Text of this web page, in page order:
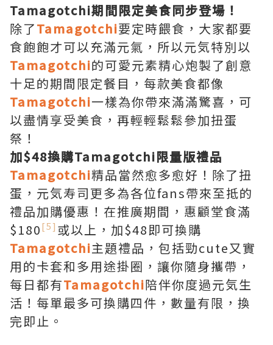
Tamagotchi期間限定美食同步登場！
除了Tamagotchi要定時餵食，大家都要
食飽飽才可以充滿元氣，所以元気特別以
Tamagotchi的可愛元素精心炮製了創意
十足的期間限定餐目，每款美食都像
Tamagotchi一樣為你帶來滿滿驚喜，可
以盡情享受美食，再輕輕鬆鬆參加扭蛋
祭！
加$48換購Tamagotchi限量版禮品
Tamagotchi精品當然愈多愈好！除了扭
蛋，元気寿司更多為各位fans帶來至抵的
禮品加購優惠！在推廣期間，惠顧堂食滿
$180[5] 或以上，加$48即可換購
Tamagotchi主題禮品，包括勁cute又實
用的卡套和多用途掛圈，讓你隨身攜帶，
每日都有Tamagotchi陪伴你度過元気生
活！每單最多可換購四件，數量有限，換
完即止。